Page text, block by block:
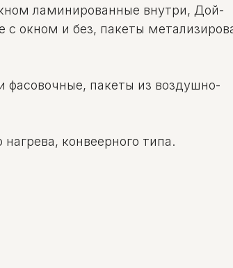
ламинированные внутри, Дой-
окном и без, пакеты
пакеты из воздушно-
конвеерного типа.